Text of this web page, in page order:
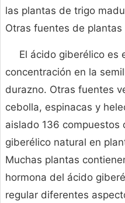
las plantas de trigo
Otras fuentes de plantas
El ácido giberélico es
concentración en la
durazno. Otras fuentes
cebolla, espinacas y
aislado 136
giberélico natural en
Muchas plantas
hormona del ácido
regular diferentes